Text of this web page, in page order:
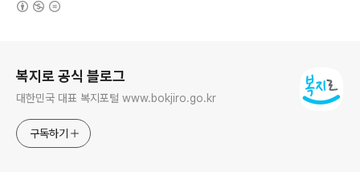
복지로 공식 블로그
대한민국 대표 복지포털 www.bokjiro.go.kr
구독하기